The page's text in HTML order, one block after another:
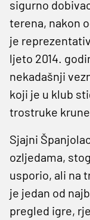
sigurno
terena, nakon
je
ljeto 2014.
nekadašnji
koji je u klub
trostruke
Sjajni
ozljedama,
usporio, ali na
je jedan od
pregled igre,